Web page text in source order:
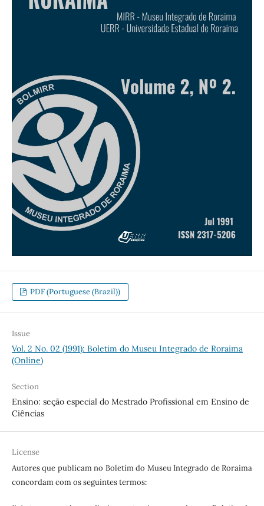
PDF (Portuguese (Brazil))
Issue
Vol. 2 No. 02 (1991): Boletim do Museu Integrado de Roraima
(Online)
Section
Ensino: seção especial do Mestrado Profissional em Ensino de
Ciências
License
Autores que publicam no Boletim do Museu Integrado de Roraima
concordam com os seguintes termos: